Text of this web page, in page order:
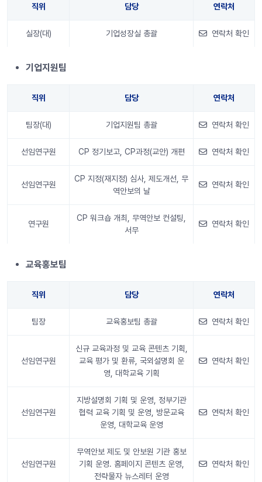
직위 담당 연락처
실장(대) 기업성장실 총괄 연락처 확인
기업지원팀
직위 담당 연락처
팀장(대) 기업지원팀 총괄 연락처 확인
선임연구원 CP 정기보고, CP과정(교안) 개편 연락처 확인
선임연구원
CP 지정(재지정) 심사, 제도개선, 무
역안보의 날
연락처 확인
연구원
CP 워크숍 개최, 무역안보 컨설팅,
서무
연락처 확인
교육홍보팀
직위 담당 연락처
팀장 교육홍보팀 총괄 연락처 확인
선임연구원
신규 교육과정 및 교육 콘텐츠 기획,
교육 평가 및 환류, 국외설명회 운
영, 대학교육 기획
연락처 확인
선임연구원
지방설명회 기획 및 운영, 정부기관
협력 교육 기획 및 운영, 방문교육
운영, 대학교육 운영
연락처 확인
선임연구원
무역안보 제도 및 안보원 기관 홍보
기획 운영. 홈페이지 콘텐츠 운영,
전략물자 뉴스레터 운영
연락처 확인